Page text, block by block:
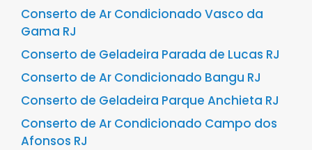
Conserto de Ar Condicionado Vasco da
Gama RJ
Conserto de Geladeira Parada de Lucas RJ
Conserto de Ar Condicionado Bangu RJ
Conserto de Geladeira Parque Anchieta RJ
Conserto de Ar Condicionado Campo dos
Afonsos RJ